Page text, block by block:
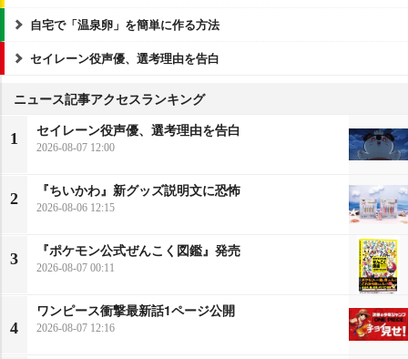
自宅で「温泉卵」を簡単に作る方法
セイレーン役声優、選考理由を告白
ニュース記事アクセスランキング
1
セイレーン役声優、選考理由を告白
2026-08-07 12:00
2
『ちいかわ』新グッズ説明文に恐怖
2026-08-06 12:15
3
『ポケモン公式ぜんこく図鑑』発売
2026-08-07 00:11
4
ワンピース衝撃最新話1ページ公開
2026-08-07 12:16